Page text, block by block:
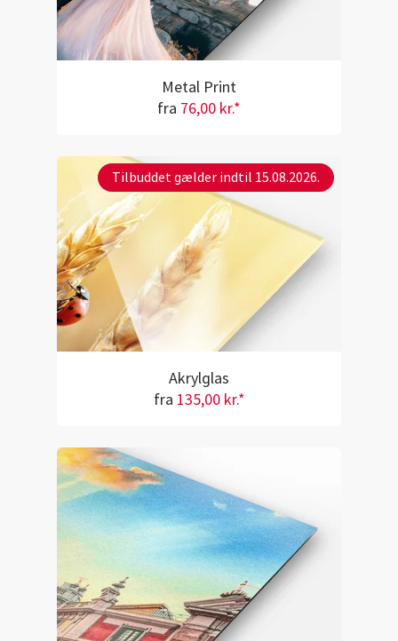
Metal Print
fra 76,00 kr.*
Tilbuddet gælder indtil 15.08.2026.
Akrylglas
fra 135,00 kr.*